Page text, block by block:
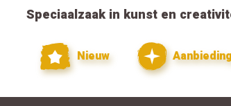
Speciaalzaak in kunst en
Nieuw Zoeken